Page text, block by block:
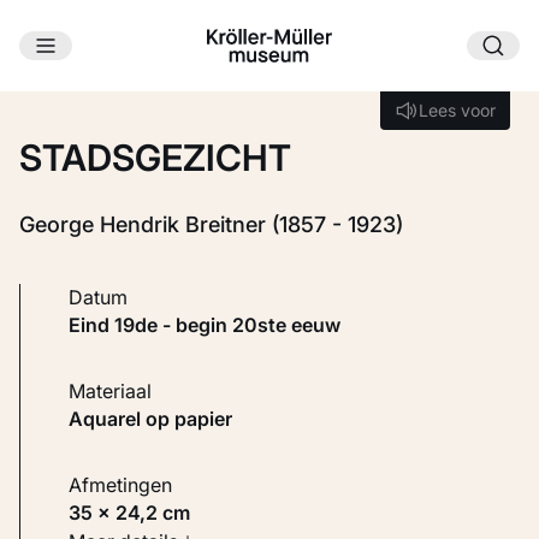
Ga naar hoofdinhoud
Lees voor
Lees voor
STADSGEZICHT
George Hendrik Breitner (1857 - 1923)
Datum
eind 19de - begin 20ste eeuw
Materiaal
Aquarel op papier
Afmetingen
35 × 24,2 cm